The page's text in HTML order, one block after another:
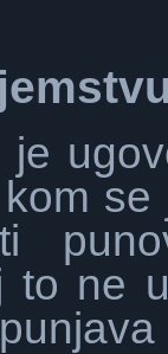
je
to ne